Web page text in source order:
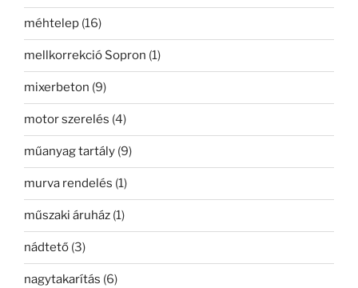
méhtelep (16)
mellkorrekció Sopron (1)
mixerbeton (9)
motor szerelés (4)
műanyag tartály (9)
murva rendelés (1)
műszaki áruház (1)
nádtető (3)
nagytakarítás (6)